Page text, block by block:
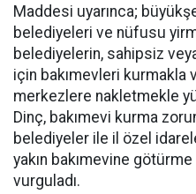
Maddesi uyarınca;
belediyeleri ve nüfusu
belediyelerin, sahipsiz
için bakımevleri kurmakla
merkezlere nakletmekle
Dinç, bakımevi kurma
belediyeler ile il özel
yakın bakımevine
vurguladı.